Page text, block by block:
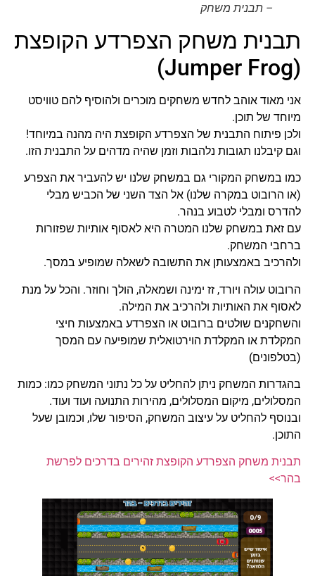
– תבנית משחק
תבנית משחק הצפרדע הקופצת
אני מאוד אוהב לחדש משחקים מוכרים ולהוסיף להם טוויסט
מיוחד של תוכן.
ולכן פיתוח התבנית של הצפרדע הקופצת היה מהנה במיוחד!
וגם קיבלנו תגובות נלהבות וזמן שהיה מדהים על התבנית הזו.
כמו במשחק המקורי גם במשחק שלנו יש להעביר את הצפרע
(או הרובוט במקרה שלנו) אל הצד השני של הכביש מבלי
להדרס ומבלי לטבוע בנהר.
עם זאת במשחק שלנו המטרה היא לאסוף אותיות שפזורות
ברחבי המשחק.
ולהרכיב באמצעותן את התשובה לשאלה שמופיע במסך.
הרובוט עולה ויורד, זז ימינה ושמאלה, הולך וחוזר. והכל על מנת
לאסוף את האותיות ולהרכיב את המילה.
והשחקנים שולטים ברובוט או הצפרדע באמצעות חיצי
המקלדת או המקלדת הוירטואלית שמופיעה עם המסך
(בטלפונים)
בהגדרות המשחק ניתן להחליט על כל נתוני המשחק כמו: כמות
המסלולים, מיקום המסלולים, מהירות התנועה ועוד ועוד.
ובנוסף להחליט על עיצוב המשחק, הסיפור שלו, וכמובן שעל
התוכן.
תבנית משחק הצפרדע הקופצת זהירים בדרכים לפרשת
בהר>>